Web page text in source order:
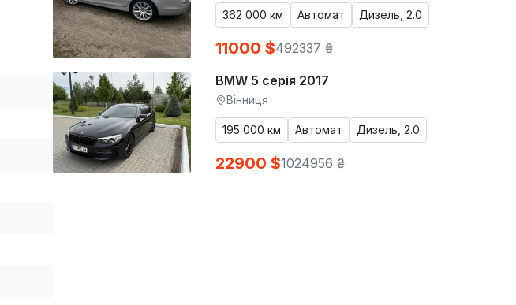
362 000 км Автомат Дизель, 2.0
11000 $492337 ₴
BMW 5 серія 2017
Вінниця
195 000 км Автомат Дизель, 2.0
22900 $1024956 ₴